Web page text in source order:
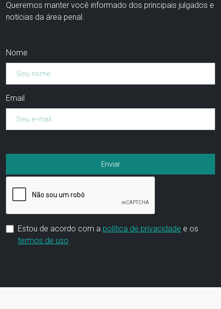
Queremos manter você informado dos principais julgados e
notícias da área penal.
Nome
Email
Estou de acordo com a política de privacidade e os
termos de uso